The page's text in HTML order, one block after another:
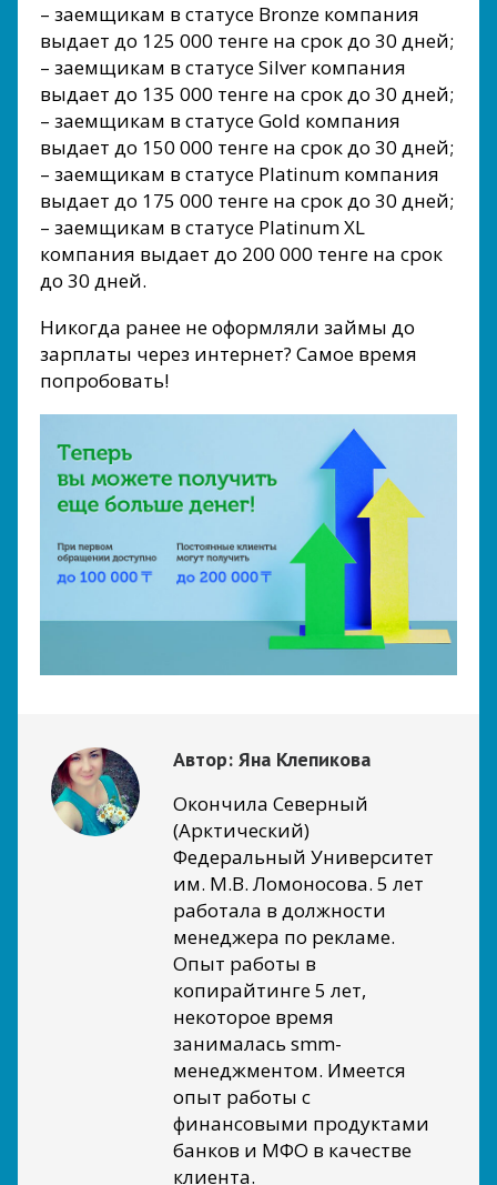
– заемщикам в статусе Bronze компания
выдает до 125 000 тенге на срок до 30 дней;
– заемщикам в статусе Silver компания
выдает до 135 000 тенге на срок до 30 дней;
– заемщикам в статусе Gold компания
выдает до 150 000 тенге на срок до 30 дней;
– заемщикам в статусе Platinum компания
выдает до 175 000 тенге на срок до 30 дней;
– заемщикам в статусе Platinum ХL
компания выдает до 200 000 тенге на срок
до 30 дней.
Никогда ранее не оформляли займы до
зарплаты через интернет? Самое время
попробовать!
Автор: Яна Клепикова
Окончила Северный
(Арктический)
Федеральный Университет
им. М.В. Ломоносова. 5 лет
работала в должности
менеджера по рекламе.
Опыт работы в
копирайтинге 5 лет,
некоторое время
занималась smm-
менеджментом. Имеется
опыт работы с
финансовыми продуктами
банков и МФО в качестве
клиента.